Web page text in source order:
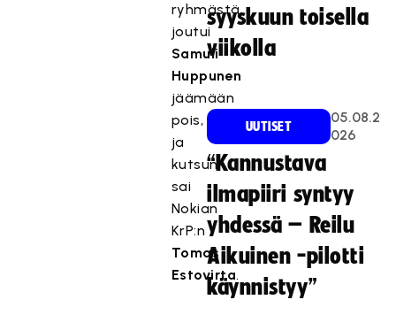
ryhmästä
joutui
Samuli
Huppunen
jäämään
pois,
ja
kutsun
sai
Nokian
KrP:n
Tomas
Estovirta.
syyskuun toisella
viikolla
UUTISET
05.08.2
026
“Kannustava
ilmapiiri syntyy
yhdessä – Reilu
Aikuinen -pilotti
käynnistyy”